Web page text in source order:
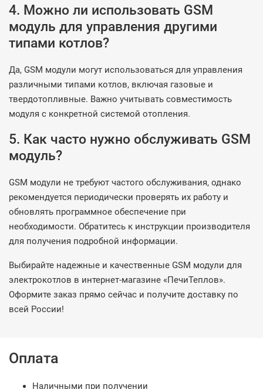
4. Можно ли использовать GSM
модуль для управления другими
типами котлов?
Да, GSM модули могут использоваться для управления
различными типами котлов, включая газовые и
твердотопливные. Важно учитывать совместимость
модуля с конкретной системой отопления.
5. Как часто нужно обслуживать GSM
модуль?
GSM модули не требуют частого обслуживания, однако
рекомендуется периодически проверять их работу и
обновлять программное обеспечение при
необходимости. Обратитесь к инструкции производителя
для получения подробной информации.
Выбирайте надежные и качественные GSM модули для
электрокотлов в интернет-магазине «ПечиТеплов».
Оформите заказ прямо сейчас и получите доставку по
всей России!
Оплата
Наличными при получении